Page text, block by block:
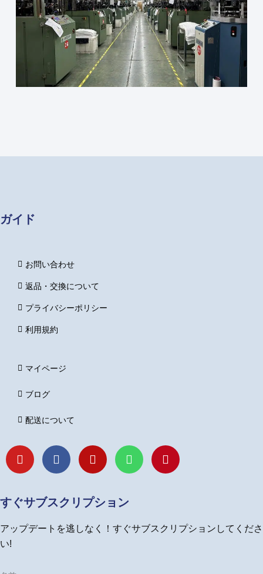
ガイド
お問い合わせ
返品・交換について
プライバシーポリシー
利用規約
マイページ
ブログ
配送について
Y
o
u
u
b
F
a
c
b
o
k
n
s
a
g
a
L
i
n
P
i
n
s
すぐサブスクリプション
アップデートを逃しなく！すぐサブスクリプションしてくださ
い!